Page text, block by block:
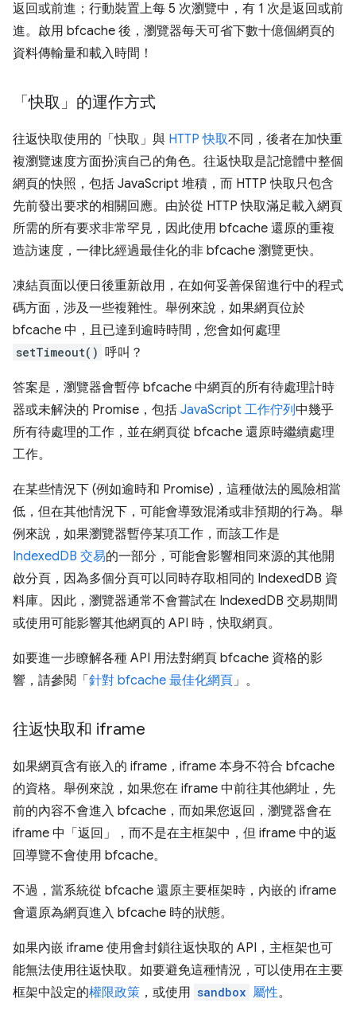
返回或前進；行動裝置上每 5 次瀏覽中，有 1 次是返回或前
進。啟用 bfcache 後，瀏覽器每天可省下數十億個網頁的
資料傳輸量和載入時間！
「快取」的運作方式
往返快取使用的「快取」與 HTTP 快取不同，後者在加快重
複瀏覽速度方面扮演自己的角色。往返快取是記憶體中整個
網頁的快照，包括 JavaScript 堆積，而 HTTP 快取只包含
先前發出要求的相關回應。由於從 HTTP 快取滿足載入網頁
所需的所有要求非常罕見，因此使用 bfcache 還原的重複
造訪速度，一律比經過最佳化的非 bfcache 瀏覽更快。
凍結頁面以便日後重新啟用，在如何妥善保留進行中的程式
碼方面，涉及一些複雜性。舉例來說，如果網頁位於
bfcache 中，且已達到逾時時間，您會如何處理
setTimeout() 呼叫？
答案是，瀏覽器會暫停 bfcache 中網頁的所有待處理計時
器或未解決的 Promise，包括 JavaScript 工作佇列中幾乎
所有待處理的工作，並在網頁從 bfcache 還原時繼續處理
工作。
在某些情況下 (例如逾時和 Promise)，這種做法的風險相當
低，但在其他情況下，可能會導致混淆或非預期的行為。舉
例來說，如果瀏覽器暫停某項工作，而該工作是
IndexedDB 交易的一部分，可能會影響相同來源的其他開
啟分頁，因為多個分頁可以同時存取相同的 IndexedDB 資
料庫。因此，瀏覽器通常不會嘗試在 IndexedDB 交易期間
或使用可能影響其他網頁的 API 時，快取網頁。
如要進一步瞭解各種 API 用法對網頁 bfcache 資格的影
響，請參閱「 針對 bfcache 最佳化網頁」。
往返快取和 iframe
如果網頁含有嵌入的 iframe，iframe 本身不符合 bfcache
的資格。舉例來說，如果您在 iframe 中前往其他網址，先
前的內容不會進入 bfcache，而如果您返回，瀏覽器會在
iframe 中「返回」，而不是在主框架中，但 iframe 中的返
回導覽不會使用 bfcache。
不過，當系統從 bfcache 還原主要框架時，內嵌的 iframe
會還原為網頁進入 bfcache 時的狀態。
如果內嵌 iframe 使用會封鎖往返快取的 API，主框架也可
能無法使用往返快取。如要避免這種情況，可以使用在主要
框架中設定的權限政策 ，或使用 sandbox 屬性。